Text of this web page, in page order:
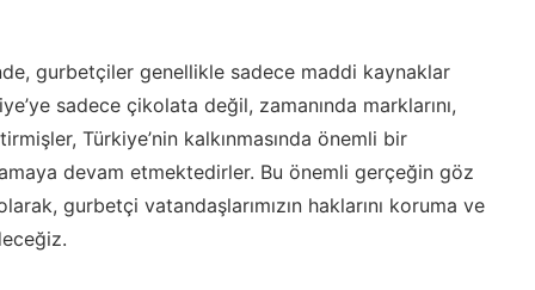
gurbetçiler genellikle sadece maddi kaynaklar
sadece çikolata değil, zamanında marklarını,
Türkiye’nin kalkınmasında önemli bir
devam etmektedirler. Bu önemli gerçeğin göz
gurbetçi vatandaşlarımızın haklarını koruma ve